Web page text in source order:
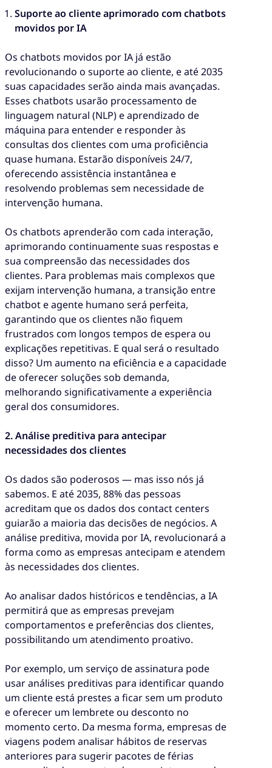
Suporte ao cliente aprimorado com chatbots
movidos por IA
Os chatbots movidos por IA já estão
revolucionando o suporte ao cliente, e até 2035
suas capacidades serão ainda mais avançadas.
Esses chatbots usarão processamento de
linguagem natural (NLP) e aprendizado de
máquina para entender e responder às
consultas dos clientes com uma proficiência
quase humana. Estarão disponíveis 24/7,
oferecendo assistência instantânea e
resolvendo problemas sem necessidade de
intervenção humana.
Os chatbots aprenderão com cada interação,
aprimorando continuamente suas respostas e
sua compreensão das necessidades dos
clientes. Para problemas mais complexos que
exijam intervenção humana, a transição entre
chatbot e agente humano será perfeita,
garantindo que os clientes não fiquem
frustrados com longos tempos de espera ou
explicações repetitivas. E qual será o resultado
disso? Um aumento na eficiência e a capacidade
de oferecer soluções sob demanda,
melhorando significativamente a experiência
geral dos consumidores.
2. Análise preditiva para antecipar
necessidades dos clientes
Os dados são poderosos — mas isso nós já
sabemos. E até 2035, 88% das pessoas
acreditam que os dados dos contact centers
guiarão a maioria das decisões de negócios. A
análise preditiva, movida por IA, revolucionará a
forma como as empresas antecipam e atendem
às necessidades dos clientes.
Ao analisar dados históricos e tendências, a IA
permitirá que as empresas prevejam
comportamentos e preferências dos clientes,
possibilitando um atendimento proativo.
Por exemplo, um serviço de assinatura pode
usar análises preditivas para identificar quando
um cliente está prestes a ficar sem um produto
e oferecer um lembrete ou desconto no
momento certo. Da mesma forma, empresas de
viagens podem analisar hábitos de reservas
anteriores para sugerir pacotes de férias